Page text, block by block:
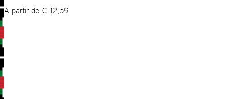
A partir de € 12,59